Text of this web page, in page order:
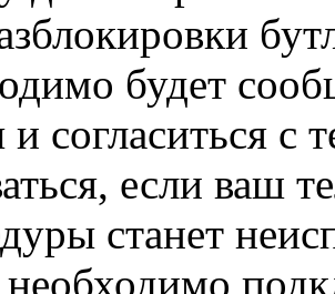
будет
согласиться с
если ваш
станет
необходимо